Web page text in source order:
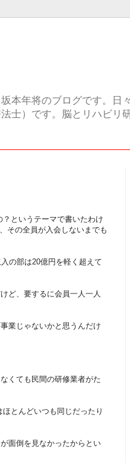
本年将のブログです。日
士）です。脳とリハビリ
というテーマで書いたわけ
その全員が入会しないまでも
の部は20億円を軽く超えて
ど、要するに会員一人一人
業じゃないかと思うんだけ
くても民間の研修業者がた
とんどいつも同じだったり
面倒を見なかったからとい